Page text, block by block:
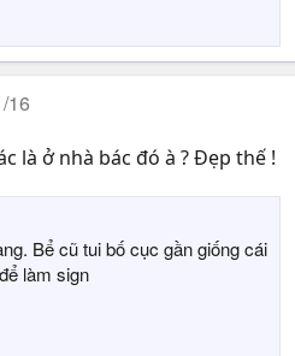
16
là ở nhà bác đó à ? Đẹp thế !
Bể cũ tui bố cục gần giống cái
làm sign